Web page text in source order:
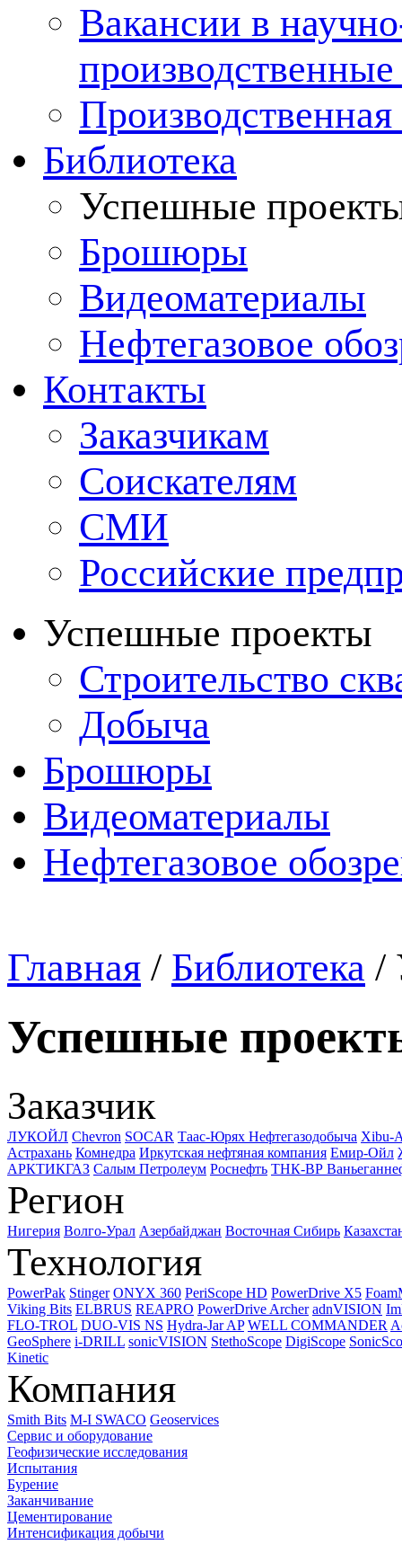
Вакансии в
Производственная
Библиотека
Успешные
Брошюры
Видеоматериалы
Нефтегазовое
Контакты
Заказчикам
Соискателям
СМИ
Российские
Успешные проекты
Строительство
Добыча
Брошюры
Видеоматериалы
Нефтегазовое
Главная / Библиотека /
Успешные
Заказчик
ЛУКОЙЛ Chevron SOCAR Таас-Юрях Нефтегазодобыча Xibu-
Астрахань Комнедра Иркутская нефтяная компания Емир-Ойл
АРКТИКГАЗ Салым Петролеум Роснефть ТНК-ВР
Регион
Нигерия Волго-Урал Азербайджан Восточная Сибирь
Технология
PowerPak Stinger ONYX 360 PeriScope HD PowerDrive X5
Viking Bits ELBRUS REAPRO PowerDrive Archer adnVISION
FLO-TROL DUO-VIS NS Hydra-Jar AP WELL COMMANDER
GeoSphere i-DRILL sonicVISION StethoScope DigiScope
Kinetic
Компания
Smith Bits M-I SWACO Geoservices
Сервис и оборудование
Геофизические исследования
Испытания
Бурение
Заканчивание
Цементирование
Интенсификация добычи